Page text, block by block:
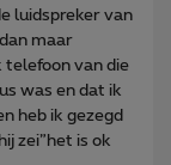
luidspreker van
maar
telefoon van die
was en dat ik
heb ik gezegd
zei”het is ok